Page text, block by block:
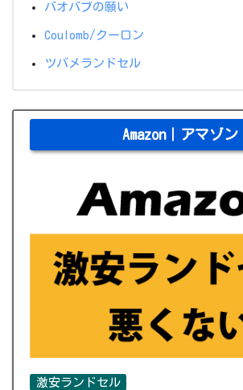
バオバブの願い
Coulomb/クーロン
ツバメランドセル
Amazon｜アマゾン
激安ランドセル